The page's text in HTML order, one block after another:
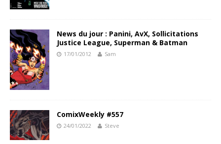
News du jour : Panini, AvX, Sollicitations
Justice League, Superman & Batman
17/01/2012 Sam
ComixWeekly #557
24/01/2022 Steve